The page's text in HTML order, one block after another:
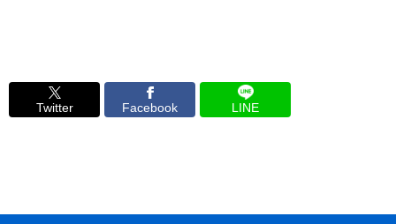
Twitter Facebook LINE